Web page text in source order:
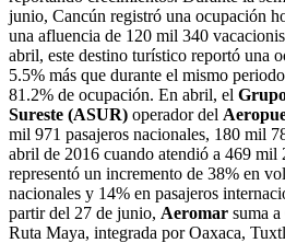
junio, Cancún registró una ocupación
una afluencia de 120 mil 340
abril, este destino turístico reportó una
5.5% más que durante el mismo
81.2% de ocupación. En abril, el
Sureste (ASUR) operador del
mil 971 pasajeros nacionales, 180 mil
abril de 2016 cuando atendió a 469 mil
representó un incremento de 38% en
nacionales y 14% en pasajeros
partir del 27 de junio, Aeromar suma
Ruta Maya, integrada por Oaxaca,